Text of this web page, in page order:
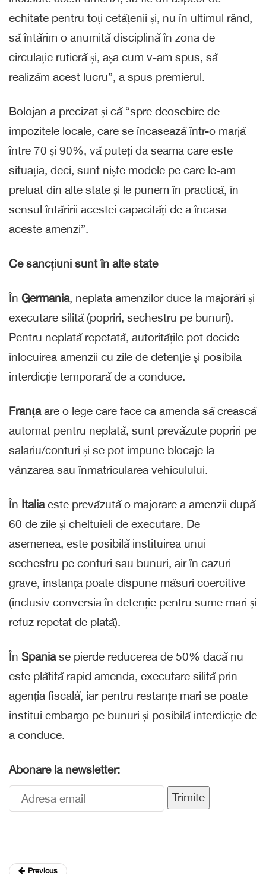
echitate pentru toți cetățenii și, nu în ultimul rând,
să întărim o anumită disciplină în zona de
circulație rutieră și, așa cum v-am spus, să
realizăm acest lucru”, a spus premierul.
Bolojan a precizat și că “spre deosebire de
impozitele locale, care se încasează într-o marjă
între 70 și 90%, vă puteți da seama care este
situația, deci, sunt niște modele pe care le-am
preluat din alte state și le punem în practică, în
sensul întăririi acestei capacități de a încasa
aceste amenzi”.
Ce sancțiuni sunt în alte state
În Germania, neplata amenzilor duce la majorări și
executare silită (popriri, sechestru pe bunuri).
Pentru neplată repetată, autoritățile pot decide
înlocuirea amenzii cu zile de detenție și posibila
interdicție temporară de a conduce.
Franțaare o lege care face ca amenda să crească
automat pentru neplată, sunt prevăzute popriri pe
salariu/conturi și se pot impune blocaje la
vânzarea sau înmatricularea vehiculului.
În Italiaeste prevăzută o majorare a amenzii după
60 de zile și cheltuieli de executare. De
asemenea, este posibilă instituirea unui
sechestru pe conturi sau bunuri, air în cazuri
grave, instanța poate dispune măsuri coercitive
(inclusiv conversia în detenție pentru sume mari și
refuz repetat de plată).
În Spaniase pierde reducerea de 50% dacă nu
este plătită rapid amenda, executare silită prin
agenția fiscală, iar pentru restanțe mari se poate
institui embargo pe bunuri și posibilă interdicție de
a conduce.
Abonare la newsletter:
Trimite
Previous